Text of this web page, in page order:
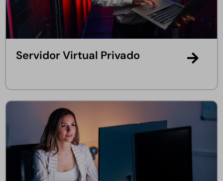
Servidor Virtual Privado